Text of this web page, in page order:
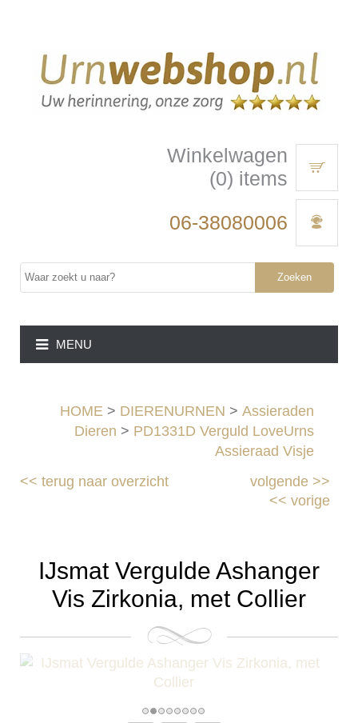
Winkelwagen
(0) items
06-38080006
Zoeken
MENU
HOME > DIERENURNEN > Assieraden
Dieren > PD1331D Verguld LoveUrns
Assieraad Visje
<<terug naar overzicht volgende>>
<< vorige
IJsmat Vergulde Ashanger
Vis Zirkonia, met Collier